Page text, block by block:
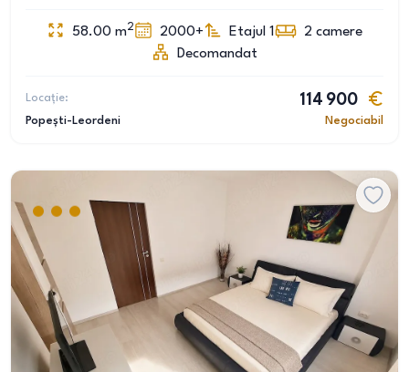
58.00 m2 2000+ Etajul 1 2 camere
Decomandat
Locație:
Popești-Leordeni
114 900
Negociabil